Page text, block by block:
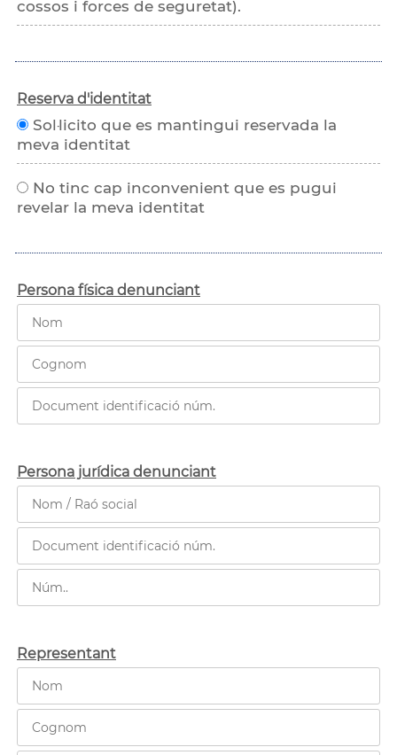
cossos i forces de seguretat).
Reserva d'identitat
Sol·licito que es mantingui reservada la
meva identitat
No tinc cap inconvenient que es pugui
revelar la meva identitat
Persona física denunciant
Persona jurídica denunciant
Representant